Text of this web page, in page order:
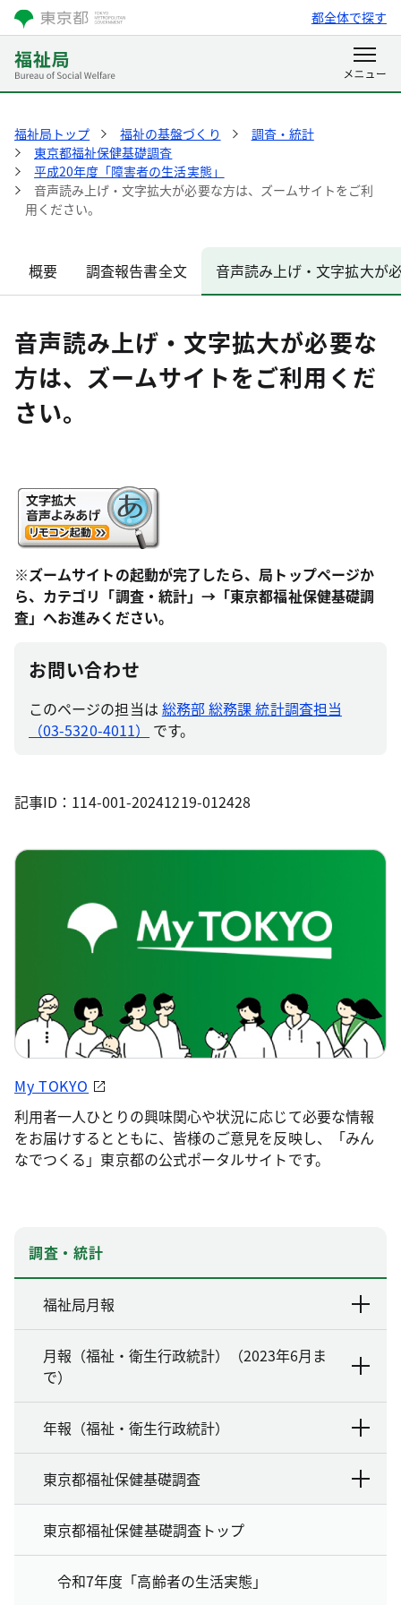
都全体で探す
福祉局トップ 福祉の基盤づくり
調査・統計
東京都福祉保健基礎調査
平成20年度「障害者の生活実態」
音声読み上げ・文字拡大が必要な方は、ズームサイトをご利
用ください。
概要 調査報告書全文 音声読み上げ・文字拡大が
音声読み上げ・文字拡大が必要な
方は、ズームサイトをご利用くだ
さい。
※ズームサイトの起動が完了したら、局トップページか
ら、カテゴリ「調査・統計」→「東京都福祉保健基礎調
査」へお進みください。
お問い合わせ
このページの担当は 総務部 総務課 統計調査担当
（03-5320-4011）
です。
記事ID：114-001-20241219-012428
My TOKYO
利用者一人ひとりの興味関心や状況に応じて必要な情報
をお届けするとともに、皆様のご意見を反映し、「みん
なでつくる」東京都の公式ポータルサイトです。
調査・統計
福祉局月報
月報（福祉・衛生行政統計）（2023年6月ま
で）
年報（福祉・衛生行政統計）
東京都福祉保健基礎調査
東京都福祉保健基礎調査トップ
令和7年度「高齢者の生活実態」